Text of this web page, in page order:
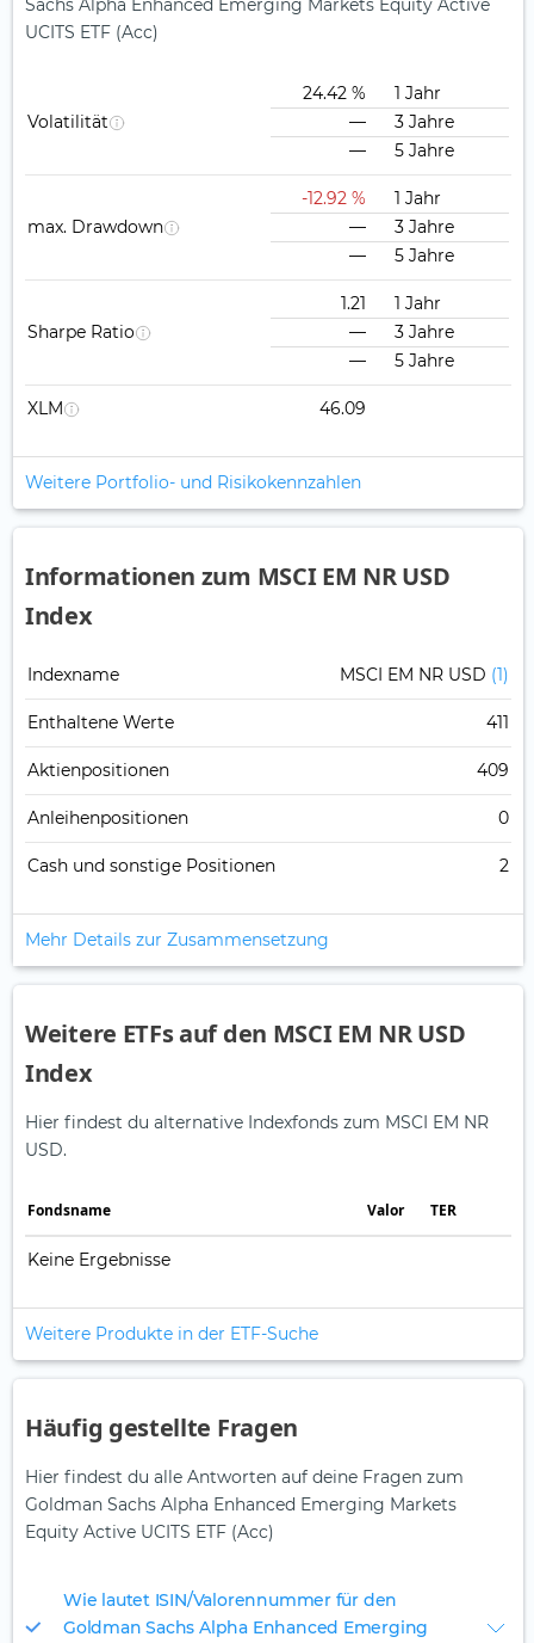
Sachs Alpha Enhanced Emerging Markets Equity Active
UCITS ETF (Acc)
Volatilität
24.42 %
1 Jahr
—
3 Jahre
—
5 Jahre
max. Drawdown
-12.92 %
1 Jahr
—
3 Jahre
—
5 Jahre
Sharpe Ratio
1.21
1 Jahr
—
3 Jahre
—
5 Jahre
XLM 46.09
Weitere Portfolio- und Risikokennzahlen
Informationen zum MSCI EM NR USD
Index
Indexname MSCI EM NR USD (1)
Enthaltene Werte 411
Aktienpositionen 409
Anleihenpositionen 0
Cash und sonstige Positionen 2
Mehr Details zur Zusammensetzung
Weitere ETFs auf den MSCI EM NR USD
Index
Hier findest du alternative Indexfonds zum MSCI EM NR
USD.
Fonds­name Valor TER
Keine Ergebnisse
Weitere Produkte in der ETF-Suche
Häufig gestellte Fragen
Hier findest du alle Antworten auf deine Fragen zum
Goldman Sachs Alpha Enhanced Emerging Markets
Equity Active UCITS ETF (Acc)
Wie lautet ISIN/Valorennummer für den
Goldman Sachs Alpha Enhanced Emerging